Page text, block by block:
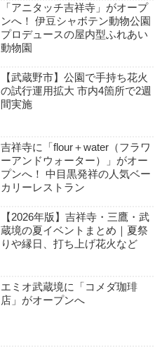
「アニタッチ吉祥寺」がオープ
ンへ！ 伊豆シャボテン動物公園
プロデュースの屋内型ふれあい
動物園
【武蔵野市】公園で手持ち花火
の試行運用拡大 市内4箇所で2週
間実施
吉祥寺に「flour＋water（フラワ
ーアンドウォーター）」がオー
プンへ！ 中目黒発祥の人気ベー
カリーレストラン
【2026年版】吉祥寺・三鷹・武
蔵境の夏イベントまとめ｜夏祭
りや縁日、打ち上げ花火など
エミオ武蔵境に「コメダ珈琲
店」がオープンへ